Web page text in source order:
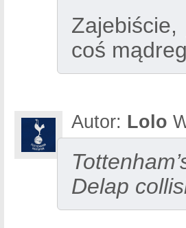
coś
Autor: Lolo
Delap